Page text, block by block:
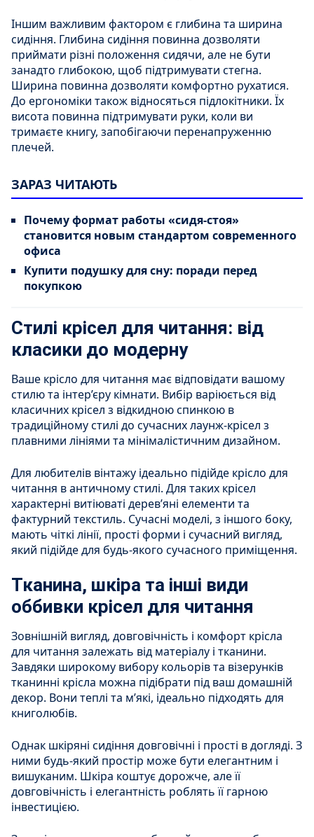
Іншим важливим фактором є глибина та ширина
сидіння. Глибина сидіння повинна дозволяти
приймати різні положення сидячи, але не бути
занадто глибокою, щоб підтримувати стегна.
Ширина повинна дозволяти комфортно рухатися.
До ергономіки також відносяться підлокітники. Їх
висота повинна підтримувати руки, коли ви
тримаєте книгу, запобігаючи перенапруженню
плечей.
ЗАРАЗ ЧИТАЮТЬ
Почему формат работы «сидя-стоя»
становится новым стандартом современного
офиса
Купити подушку для сну: поради перед
покупкою
Стилі крісел для читання: від
класики до модерну
Ваше крісло для читання має відповідати вашому
стилю та інтер’єру кімнати. Вибір варіюється від
класичних крісел з відкидною спинкою в
традиційному стилі до сучасних лаунж-крісел з
плавними лініями та мінімалістичним дизайном.
Для любителів вінтажу ідеально підійде крісло для
читання в античному стилі. Для таких крісел
характерні витіюваті дерев’яні елементи та
фактурний текстиль. Сучасні моделі, з іншого боку,
мають чіткі лінії, прості форми і сучасний вигляд,
який підійде для будь-якого сучасного приміщення.
Тканина, шкіра та інші види
оббивки крісел для читання
Зовнішній вигляд, довговічність і комфорт крісла
для читання залежать від матеріалу і тканини.
Завдяки широкому вибору кольорів та візерунків
тканинні крісла можна підібрати під ваш домашній
декор. Вони теплі та м’які, ідеально підходять для
книголюбів.
Однак шкіряні сидіння довговічні і прості в догляді. З
ними будь-який простір може бути елегантним і
вишуканим. Шкіра коштує дорожче, але її
довговічність і елегантність роблять її гарною
інвестицією.